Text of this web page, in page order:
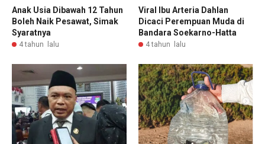
Anak Usia Dibawah 12 Tahun
Boleh Naik Pesawat, Simak
Syaratnya
4 tahun lalu
Viral Ibu Arteria Dahlan
Dicaci Perempuan Muda di
Bandara Soekarno-Hatta
4 tahun lalu